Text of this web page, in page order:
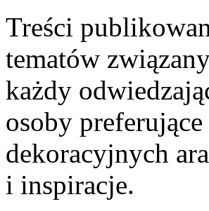
Treści
tematów
każdy
osoby
dekoracyjnych
i inspiracje.